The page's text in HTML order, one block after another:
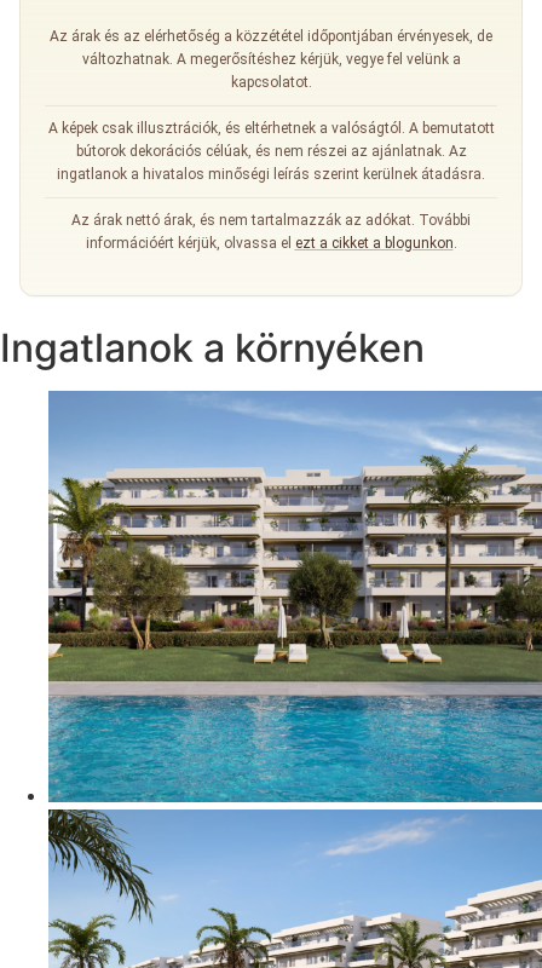
Az árak és az elérhetőség a közzététel időpontjában érvényesek, de
változhatnak. A megerősítéshez kérjük, vegye fel velünk a
kapcsolatot.
A képek csak illusztrációk, és eltérhetnek a valóságtól. A bemutatott
bútorok dekorációs célúak, és nem részei az ajánlatnak. Az
ingatlanok a hivatalos minőségi leírás szerint kerülnek átadásra.
Az árak nettó árak, és nem tartalmazzák az adókat. További
információért kérjük, olvassa el ezt a cikket a blogunkon.
Ingatlanok a környéken